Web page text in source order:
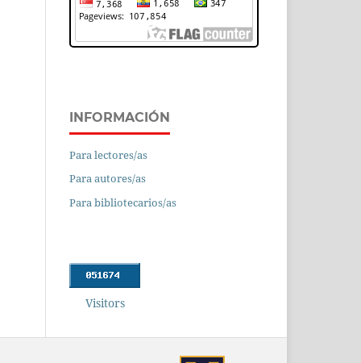
INFORMACIÓN
Para lectores/as
Para autores/as
Para bibliotecarios/as
Visitors